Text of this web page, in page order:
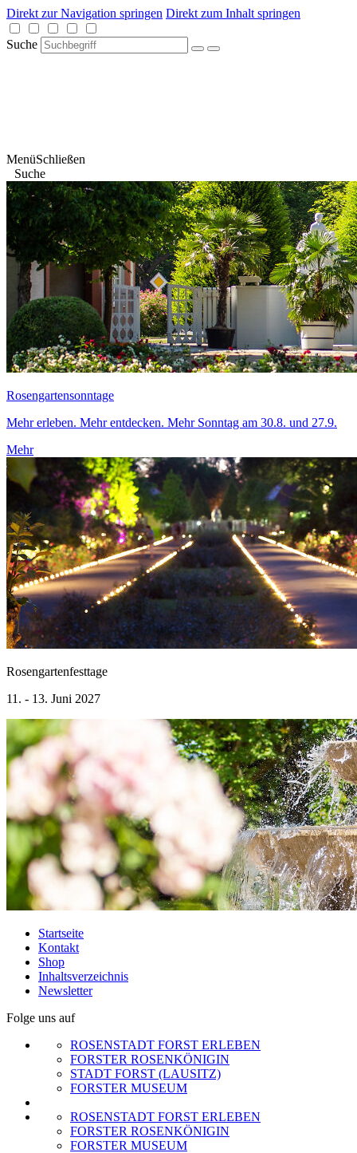
Direkt zur Navigation springen Direkt zum Inhalt springen
Suche
MenüSchließen
Suche
Rosengartensonntage
Mehr erleben. Mehr entdecken. Mehr Sonntag am 30.8. und 27.9.
Mehr
Rosengartenfesttage
11. - 13. Juni 2027
Startseite
Kontakt
Shop
Inhaltsverzeichnis
Newsletter
Folge uns auf
ROSENSTADT FORST ERLEBEN
FORSTER ROSENKÖNIGIN
STADT FORST (LAUSITZ)
FORSTER MUSEUM
ROSENSTADT FORST ERLEBEN
FORSTER ROSENKÖNIGIN
FORSTER MUSEUM